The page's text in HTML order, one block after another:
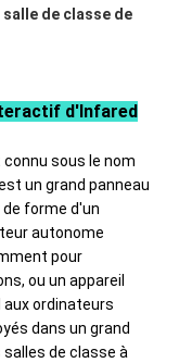
de classe de
d'Infared
sous le nom
un grand panneau
forme d'un
autonome
pour
ou un appareil
ordinateurs
dans un grand
de classe à